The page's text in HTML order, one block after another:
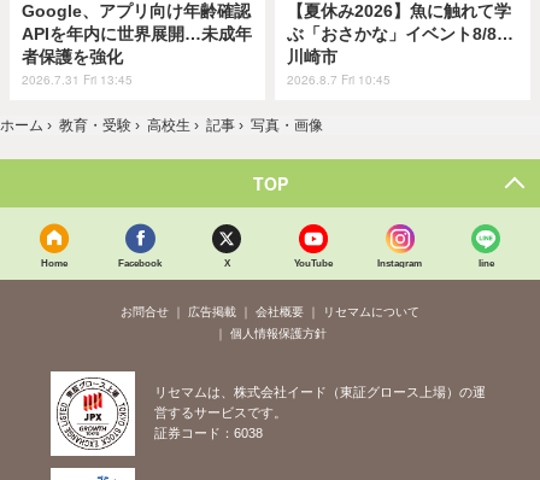
Google、アプリ向け年齢確認
APIを年内に世界展開…未成年
者保護を強化
2026.7.31 Fri 13:45
【夏休み2026】魚に触れて学
ぶ「おさかな」イベント8/8…
川崎市
2026.8.7 Fri 10:45
ホーム › 教育・受験 › 高校生 › 記事 › 写真・画像
TOP
Home Facebook X YouTube Instagram line
お問合せ 広告掲載 会社概要
リセマムについて
個人情報保護方針
リセマムは、株式会社イード（東証グロース上場）の運
営するサービスです。
証券コード：6038